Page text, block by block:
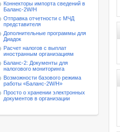
Коннекторы импорта сведений в
Баланс-2W/Н
Отправка отчетности с МЧД
представителя
Дополнительные программы для
Диадок
Расчет налогов с выплат
иностранным организациям
Баланс-2: Документы для
налогового мониторинга
Возможности базового режима
работы «Баланс-2W/Н»
Просто о хранении электронных
документов в организации